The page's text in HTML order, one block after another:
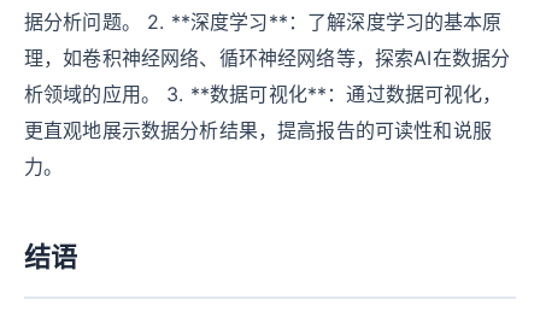
据分析问题。 2. **深度学习**：了解深度学习的基本原
理，如卷积神经网络、循环神经网络等，探索AI在数据分
析领域的应用。 3. **数据可视化**：通过数据可视化，
更直观地展示数据分析结果，提高报告的可读性和说服
力。
结语